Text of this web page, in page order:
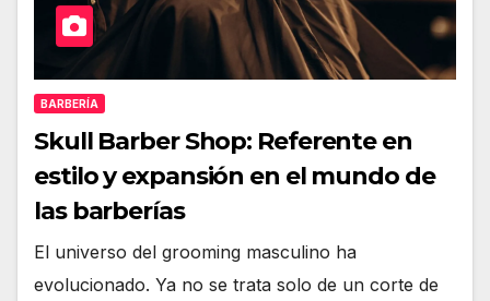
BARBERÍA
Skull Barber Shop: Referente en
estilo y expansión en el mundo de
las barberías
El universo del grooming masculino ha
evolucionado. Ya no se trata solo de un corte de